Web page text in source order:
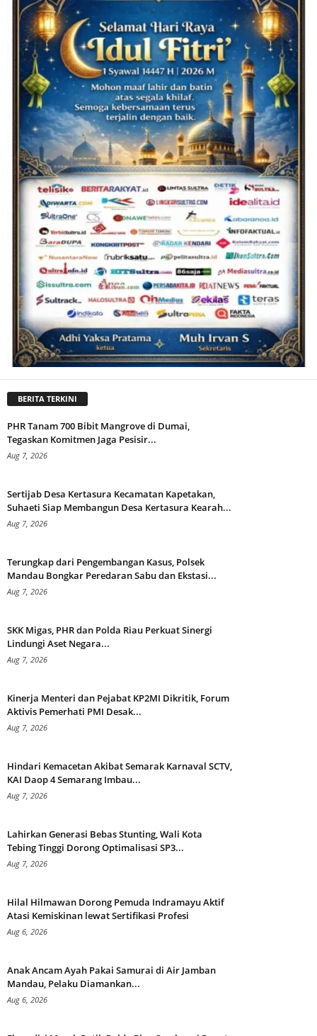
BERITA TERKINI
PHR Tanam 700 Bibit Mangrove di Dumai,
Tegaskan Komitmen Jaga Pesisir...
Aug 7, 2026
Sertijab Desa Kertasura Kecamatan Kapetakan,
Suhaeti Siap Membangun Desa Kertasura Kearah...
Aug 7, 2026
Terungkap dari Pengembangan Kasus, Polsek
Mandau Bongkar Peredaran Sabu dan Ekstasi...
Aug 7, 2026
SKK Migas, PHR dan Polda Riau Perkuat Sinergi
Lindungi Aset Negara...
Aug 7, 2026
Kinerja Menteri dan Pejabat KP2MI Dikritik, Forum
Aktivis Pemerhati PMI Desak...
Aug 7, 2026
Hindari Kemacetan Akibat Semarak Karnaval SCTV,
KAI Daop 4 Semarang Imbau...
Aug 7, 2026
Lahirkan Generasi Bebas Stunting, Wali Kota
Tebing Tinggi Dorong Optimalisasi SP3...
Aug 7, 2026
Hilal Hilmawan Dorong Pemuda Indramayu Aktif
Atasi Kemiskinan lewat Sertifikasi Profesi
Aug 6, 2026
Anak Ancam Ayah Pakai Samurai di Air Jamban
Mandau, Pelaku Diamankan...
Aug 6, 2026